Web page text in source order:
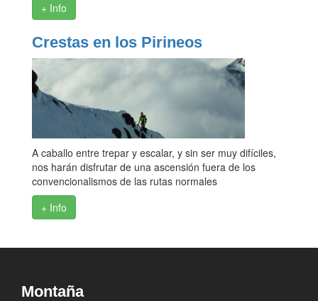
+ Info
Crestas en los Pirineos
A caballo entre trepar y escalar, y sin ser muy difíciles,
nos harán disfrutar de una ascensión fuera de los
convencionalismos de las rutas normales
+ Info
Montaña